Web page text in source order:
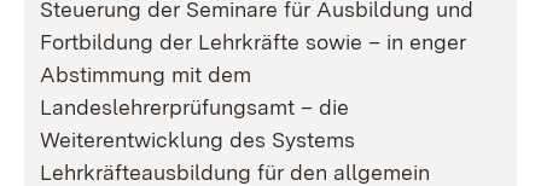
Steuerung der Seminare für Ausbildung und
Fortbildung der Lehrkräfte sowie – in enger
Abstimmung mit dem
Landeslehrerprüfungsamt – die
Weiterentwicklung des Systems
Lehrkräfteausbildung für den allgemein